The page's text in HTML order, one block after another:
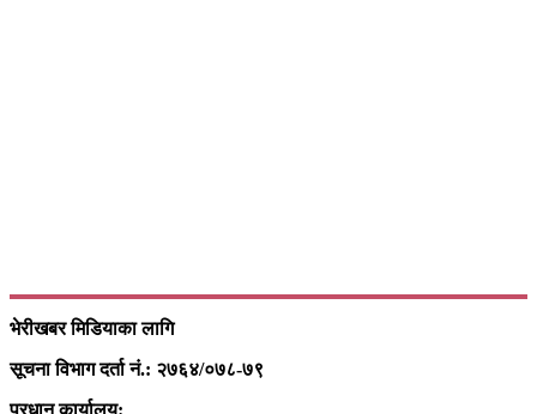
भेरीखबर मिडियाका लागि
सूचना विभाग दर्ता नं.: २७६४/०७८-७९
प्रधान कार्यालय: